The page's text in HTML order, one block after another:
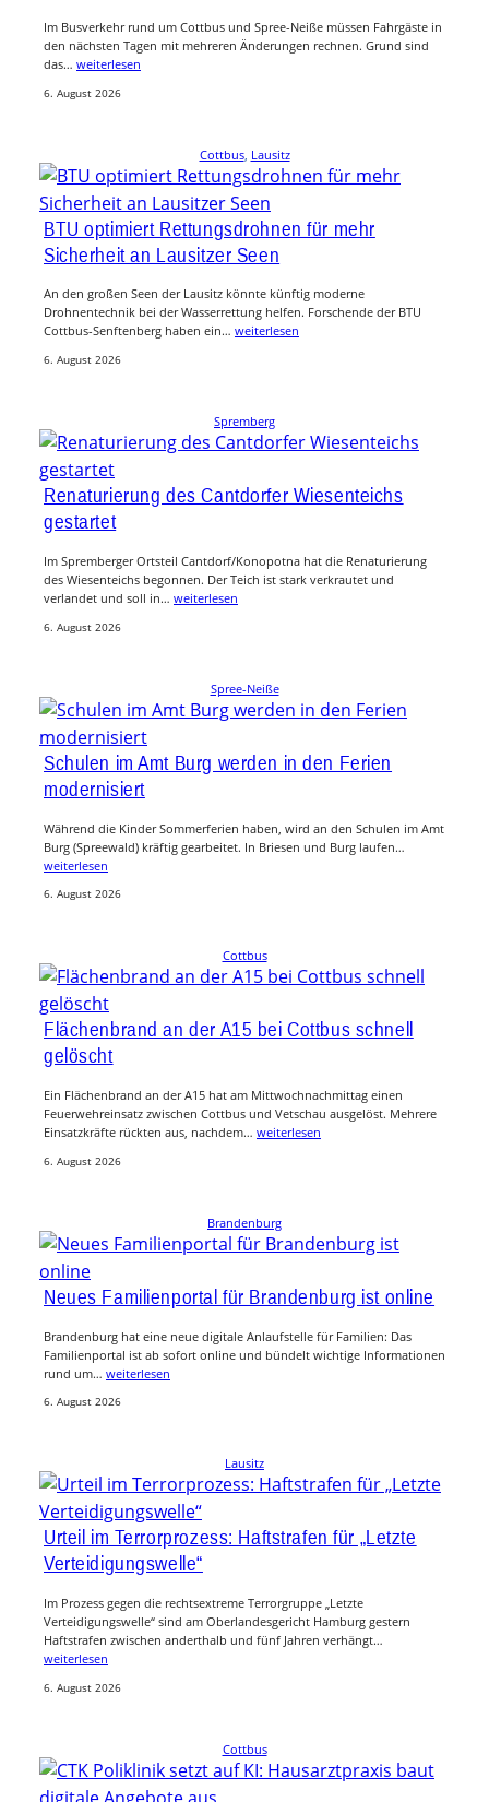
Im Busverkehr rund um Cottbus und Spree-Neiße müssen Fahrgäste in
den nächsten Tagen mit mehreren Änderungen rechnen. Grund sind
das… weiterlesen
6. August 2026
Cottbus, Lausitz
BTU optimiert Rettungsdrohnen für mehr
Sicherheit an Lausitzer Seen
An den großen Seen der Lausitz könnte künftig moderne
Drohnentechnik bei der Wasserrettung helfen. Forschende der BTU
Cottbus-Senftenberg haben ein… weiterlesen
6. August 2026
Spremberg
Renaturierung des Cantdorfer Wiesenteichs
gestartet
Im Spremberger Ortsteil Cantdorf/Konopotna hat die Renaturierung
des Wiesenteichs begonnen. Der Teich ist stark verkrautet und
verlandet und soll in… weiterlesen
6. August 2026
Spree-Neiße
Schulen im Amt Burg werden in den Ferien
modernisiert
Während die Kinder Sommerferien haben, wird an den Schulen im Amt
Burg (Spreewald) kräftig gearbeitet. In Briesen und Burg laufen…
weiterlesen
6. August 2026
Cottbus
Flächenbrand an der A15 bei Cottbus schnell
gelöscht
Ein Flächenbrand an der A15 hat am Mittwochnachmittag einen
Feuerwehreinsatz zwischen Cottbus und Vetschau ausgelöst. Mehrere
Einsatzkräfte rückten aus, nachdem… weiterlesen
6. August 2026
Brandenburg
Neues Familienportal für Brandenburg ist online
Brandenburg hat eine neue digitale Anlaufstelle für Familien: Das
Familienportal ist ab sofort online und bündelt wichtige Informationen
rund um… weiterlesen
6. August 2026
Lausitz
Urteil im Terrorprozess: Haftstrafen für „Letzte
Verteidigungswelle“
Im Prozess gegen die rechtsextreme Terrorgruppe „Letzte
Verteidigungswelle“ sind am Oberlandesgericht Hamburg gestern
Haftstrafen zwischen anderthalb und fünf Jahren verhängt…
weiterlesen
6. August 2026
Cottbus